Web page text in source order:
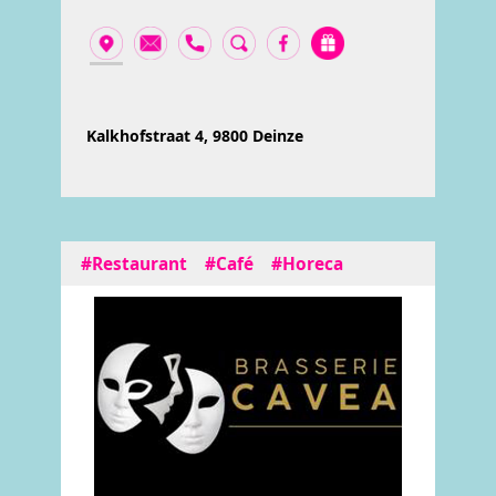
Kalkhofstraat 4, 9800 Deinze
#Restaurant #Café #Horeca